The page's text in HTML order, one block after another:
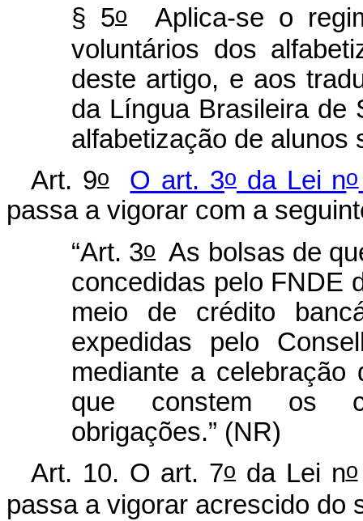
§ 5o
Aplica-se o
voluntários dos
deste artigo, e aos
da Língua Brasileira de
alfabetização de alunos
Art. 9o O art. 3o da Lei no
passa a vigorar com a
“Art. 3oAs bolsas de
concedidas pelo FNDE
meio de crédito
expedidas pelo
mediante a
que constem os
obrigações.” (NR)
Art. 10. O art. 7oda Lei no
passa a vigorar acrescido do